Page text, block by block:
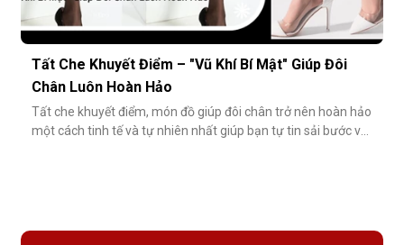
Tất Che Khuyết Điểm – "Vũ Khí Bí Mật" Giúp Đôi
Chân Luôn Hoàn Hảo
Tất che khuyết điểm, món đồ giúp đôi chân trở nên hoàn hảo
một cách tinh tế và tự nhiên nhất giúp bạn tự tin sải bước với